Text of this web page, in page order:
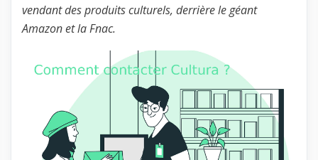
vendant des produits culturels, derrière le géant
Amazon et la Fnac.